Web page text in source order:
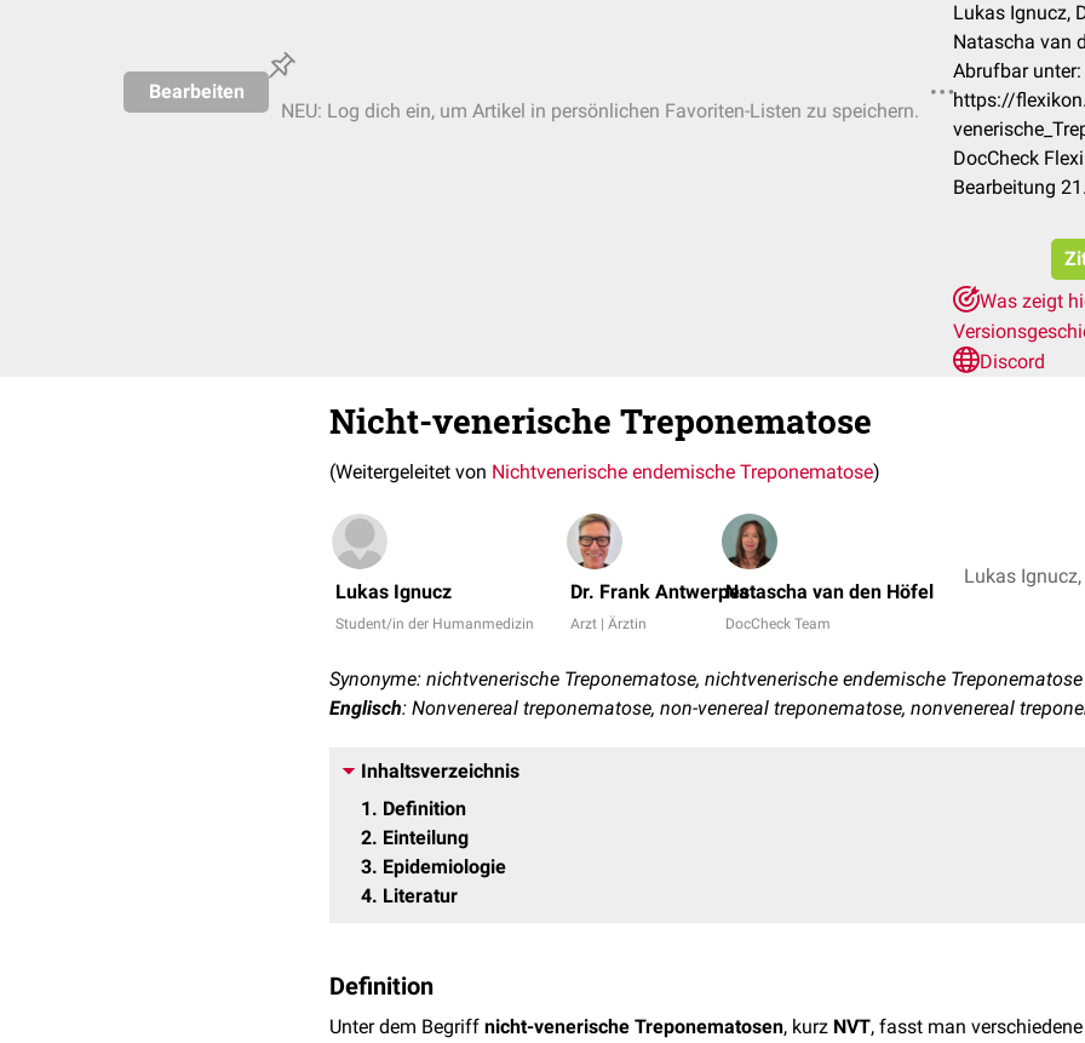
Bearbeiten
NEU: Log dich ein, um Artikel in persönlichen Favoriten-Listen zu speichern.
Lukas Ignucz,
Natascha van
Abrufbar unter:
https://
DocCheck
Bearbeitung
Was zeigt
Discord
Nicht-venerische Treponematose
(Weitergeleitet von Nichtvenerische endemische Treponematose)
Lukas Ignucz
Student/in der Humanmedizin
Dr. Frank Antwerpes
Arzt | Ärztin
Natascha van den Höfel
DocCheck Team
Synonyme: nichtvenerische Treponematose, nichtvenerische endemische Treponematose
Englisch: Nonvenereal treponematose, non-venereal treponematose, nonvenereal
Inhaltsverzeichnis
1
Definition
2 Einteilung
3 Epidemiologie
4 Literatur
Definition
Unter dem Begriff nicht-venerische Treponematosen, kurz NVT, fasst man verschiedene